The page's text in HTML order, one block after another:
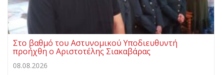
Στο βαθμό του Αστυνομικού Υποδιευθυντή
προήχθη ο Αριστοτέλης Σιακαβάρας
08.08.2026